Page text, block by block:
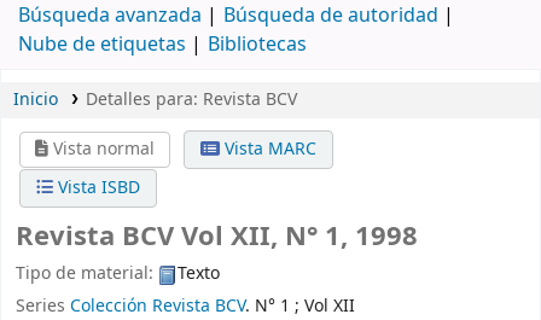
Búsqueda avanzada
Búsqueda de autoridad
Nube de etiquetas
Bibliotecas
Inicio Detalles para: Revista BCV
Vista normal
Vista MARC
Vista ISBD
Revista BCV Vol XII, N° 1, 1998
Tipo de material:
Texto
Series Colección Revista BCV. N° 1 ; Vol XII